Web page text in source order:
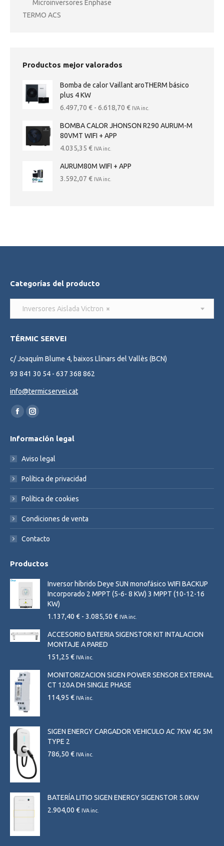
Microinversores Enphase
TERMO ACS
Productos mejor valorados
Bomba de calor Vaillant aroTHERM básico
plus 4 KW
6.497,70 € - 6.618,70 €Rango
precios:
6.618,70 €
IVA inc.
BOMBA CALOR JHONSON R290 AURUM-M
80VMT WIFI + APP
4.035,35 € IVA inc.
AURUM80M WIFI + APP
3.592,07 € IVA inc.
Categorías del producto
×
Inversores Aislada Victron
TÉRMIC SERVEI
c/ Joaquím Blume 4, baixos Llinars del Vallès (BCN)
93 841 30 54 - 637 368 862
info@termicservei.cat
Find us on:
Facebook
opens
in
new
window
Instagram
opens
in
new
window
Información legal
Aviso legal
Política de privacidad
Política de cookies
Condiciones de venta
Contacto
Productos
Inversor híbrido Deye SUN monofásico WIFI BACKUP
Incorporado 2 MPPT (5-6- 8 KW) 3 MPPT (10-12-16
KW)
1.137,40 € - 3.085,50 €Rango
precios:
3.085,50 €
IVA inc.
ACCESORIO BATERIA SIGENSTOR KIT INTALACION
MONTAJE A PARED
151,25 € IVA inc.
MONITORIZACION SIGEN POWER SENSOR EXTERNAL
CT 120A DH SINGLE PHASE
114,95 € IVA inc.
SIGEN ENERGY CARGADOR VEHICULO AC 7KW 4G 5M
TYPE 2
786,50 € IVA inc.
BATERÍA LITIO SIGEN ENERGY SIGENSTOR 5.0KW
2.904,00 € IVA inc.